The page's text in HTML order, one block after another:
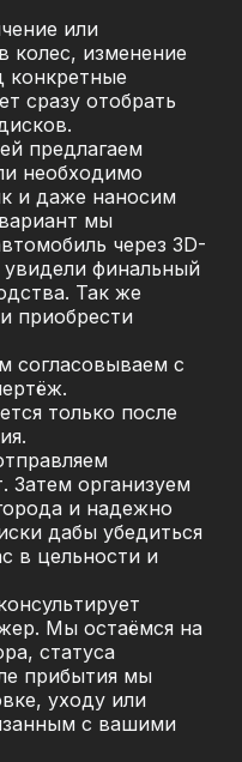
или
колес, изменение
конкретные
сразу отобрать
предлагаем
необходимо
и даже наносим
мы
через 3D-
финальный
Так же
приобрести
согласовываем с
только после
Затем организуем
и надежно
дабы убедиться
в цельности и
Мы остаёмся на
статуса
прибытия мы
уходу или
с вашими